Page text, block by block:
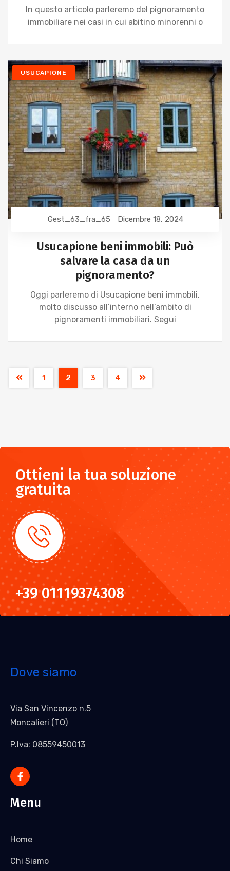
In questo articolo parleremo del pignoramento
immobiliare nei casi in cui abitino minorenni o
USUCAPIONE
Gest_63_fra_65 Dicembre 18, 2024
Usucapione beni immobili: Può
salvare la casa da un
pignoramento?
Oggi parleremo di Usucapione beni immobili,
molto discusso all’interno nell’ambito di
pignoramenti immobiliari. Segui
1 2 3 4
Ottieni la tua soluzione
gratuita
+39 01119374308
Dove siamo
Via San Vincenzo n.5
Moncalieri (TO)
P.Iva: 08559450013
Menu
Home
Chi Siamo